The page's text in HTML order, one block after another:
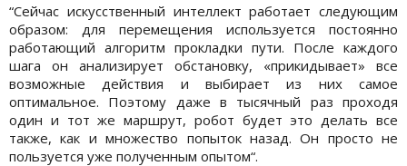
“Сейчас искусственный интеллект работает следующим
образом: для перемещения используется постоянно
работающий алгоритм прокладки пути. После каждого
шага он анализирует обстановку, «прикидывает» все
возможные действия и выбирает из них самое
оптимальное. Поэтому даже в тысячный раз проходя
один и тот же маршрут, робот будет это делать все
также, как и множество попыток назад. Он просто не
пользуется уже полученным опытом“.